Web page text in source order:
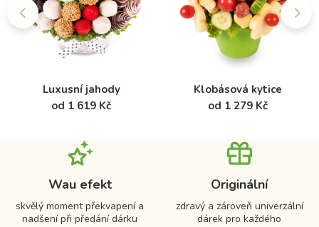
Luxusní jahody
od 1 619 Kč
Klobásová kytice
od 1 279 Kč
Wau efekt
skvělý moment překvapení a
nadšení při předání dárku
Originální
zdravý a zároveň univerzální
dárek pro každého